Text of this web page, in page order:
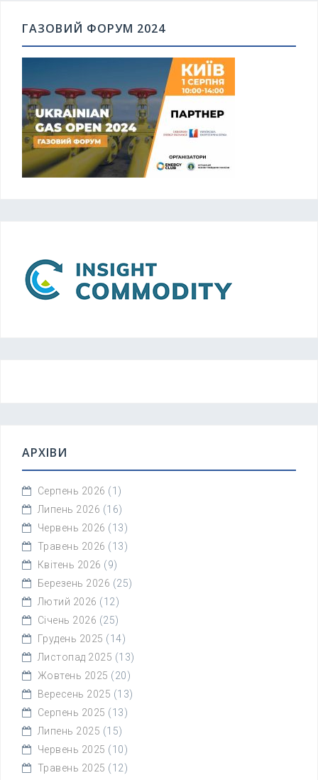
ГАЗОВИЙ ФОРУМ 2024
АРХІВИ
Серпень 2026 (1)
Липень 2026 (16)
Червень 2026 (13)
Травень 2026 (13)
Квітень 2026 (9)
Березень 2026 (25)
Лютий 2026 (12)
Січень 2026 (25)
Грудень 2025 (14)
Листопад 2025 (13)
Жовтень 2025 (20)
Вересень 2025 (13)
Серпень 2025 (13)
Липень 2025 (15)
Червень 2025 (10)
Травень 2025 (12)